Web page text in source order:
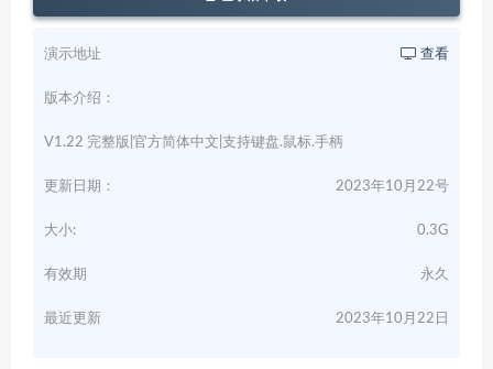
演示地址 查看
版本介绍：
V1.22 完整版|官方简体中文|支持键盘.鼠标.手柄
更新日期： 2023年10月22号
大小: 0.3G
有效期 永久
最近更新 2023年10月22日